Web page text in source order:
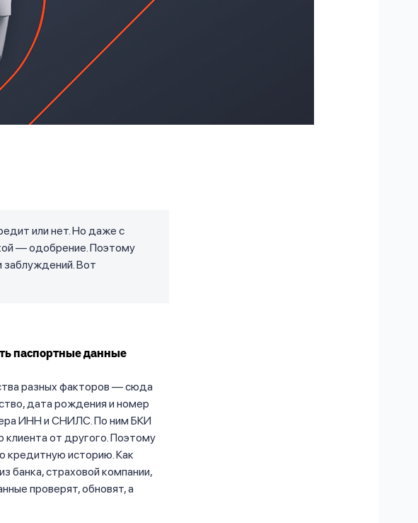
или нет. Но даже с
— одобрение. Поэтому
заблуждений. Вот
паспортные данные
разных факторов — сюда
дата рождения и номер
ИНН и СНИЛС. По ним БКИ
клиента от другого. Поэтому
кредитную историю. Как
банка, страховой компании,
проверят, обновят, а